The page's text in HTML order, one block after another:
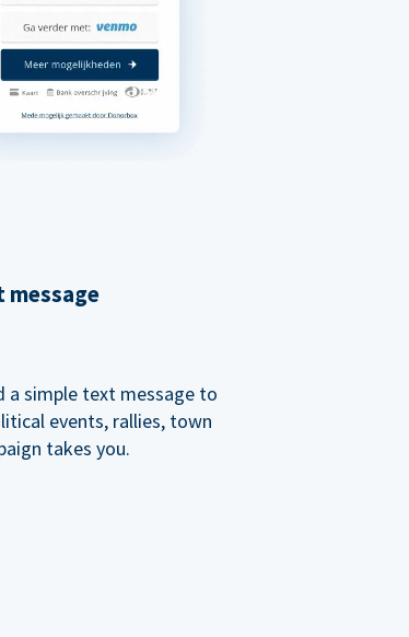
a simple text message to
events, rallies, town
takes you.